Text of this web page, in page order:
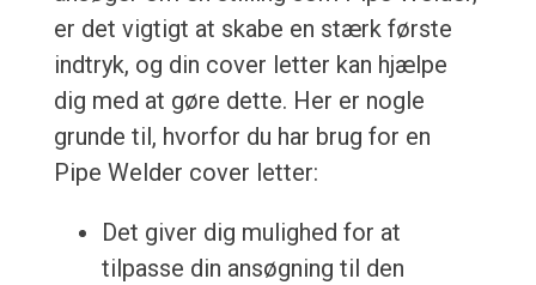
er det vigtigt at skabe en stærk første
indtryk, og din cover letter kan hjælpe
dig med at gøre dette. Her er nogle
grunde til, hvorfor du har brug for en
Pipe Welder cover letter:
Det giver dig mulighed for at
tilpasse din ansøgning til den